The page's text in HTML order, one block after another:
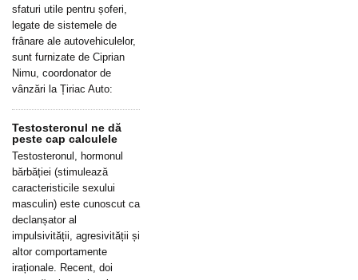
sfaturi utile pentru șoferi,
legate de sistemele de
frânare ale autovehiculelor,
sunt furnizate de Ciprian
Nimu, coordonator de
vânzări la Țiriac Auto:
Testosteronul ne dă
peste cap calculele
Testosteronul, hormonul
bărbăției (stimulează
caracteristicile sexului
masculin) este cunoscut ca
declanșator al
impulsivității, agresivității și
altor comportamente
iraționale. Recent, doi